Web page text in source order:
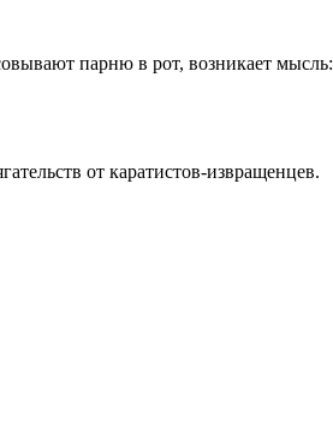
парню в рот, возникает
от каратистов-извращенцев.